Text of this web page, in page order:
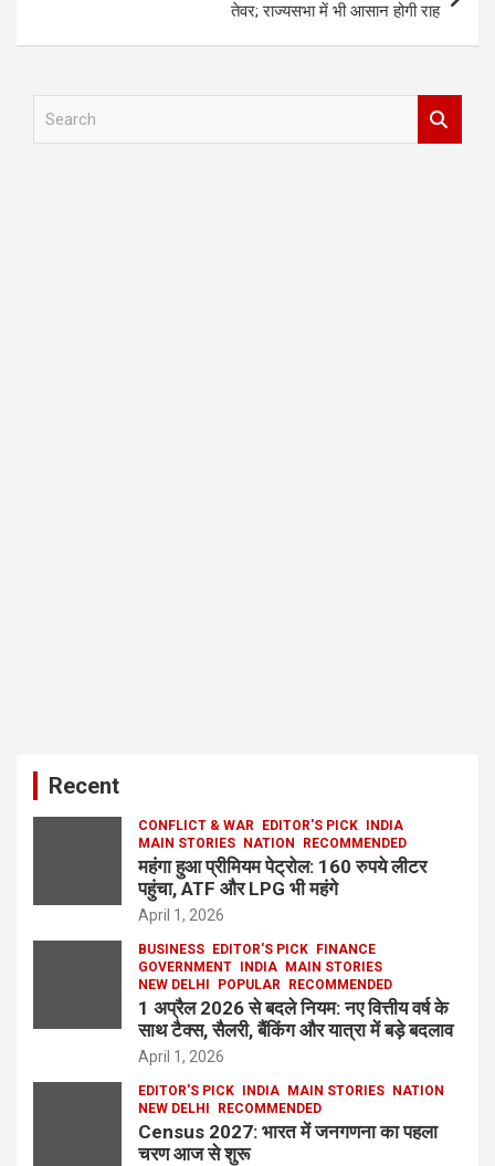
तेवर; राज्यसभा में भी आसान होगी राह
Recent
CONFLICT & WAR EDITOR'S PICK
INDIA
MAIN STORIES
NATION RECOMMENDED
महंगा हुआ प्रीमियम पेट्रोल: 160 रुपये लीटर
पहुंचा, ATF और LPG भी महंगे
April 1, 2026
BUSINESS EDITOR'S PICK
FINANCE
GOVERNMENT
INDIA
MAIN STORIES
NEW DELHI
POPULAR RECOMMENDED
1 अप्रैल 2026 से बदले नियम: नए वित्तीय वर्ष के
साथ टैक्स, सैलरी, बैंकिंग और यात्रा में बड़े बदलाव
April 1, 2026
EDITOR'S PICK INDIA MAIN STORIES
NATION
NEW DELHI
RECOMMENDED
Census 2027: भारत में जनगणना का पहला
चरण आज से शुरू